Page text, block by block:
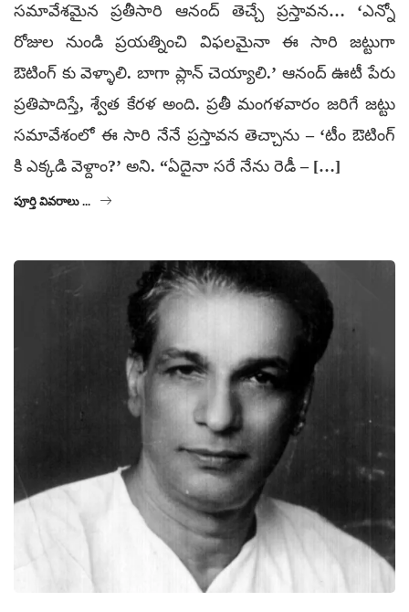
సమావేశమైన ప్రతీసారి ఆనంద్ తెచ్చే ప్రస్తావన… ‘ఎన్నో
రోజుల నుండి ప్రయత్నించి విఫలమైనా ఈ సారి జట్టుగా
ఔటింగ్ కు వెళ్ళాలి. బాగా ప్లాన్ చెయ్యాలి.’ ఆనంద్ ఊటీ పేరు
ప్రతిపాదిస్తే, శ్వేత కేరళ అంది. ప్రతీ మంగళవారం జరిగే జట్టు
సమావేశంలో ఈ సారి నేనే ప్రస్తావన తెచ్చాను – ‘టీం ఔటింగ్
కి ఎక్కడి వెళ్దాం?’ అని. “ఏదైనా సరే నేను రెడీ – […]
పూర్తి వివరాలు ...